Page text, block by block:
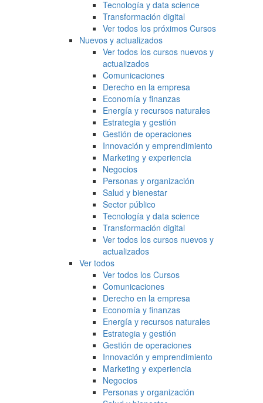
Tecnología y data science
Transformación digital
Ver todos los próximos Cursos
Nuevos y actualizados
Ver todos los cursos nuevos y
actualizados
Comunicaciones
Derecho en la empresa
Economía y finanzas
Energía y recursos naturales
Estrategia y gestión
Gestión de operaciones
Innovación y emprendimiento
Marketing y experiencia
Negocios
Personas y organización
Salud y bienestar
Sector público
Tecnología y data science
Transformación digital
Ver todos los cursos nuevos y
actualizados
Ver todos
Ver todos los Cursos
Comunicaciones
Derecho en la empresa
Economía y finanzas
Energía y recursos naturales
Estrategia y gestión
Gestión de operaciones
Innovación y emprendimiento
Marketing y experiencia
Negocios
Personas y organización